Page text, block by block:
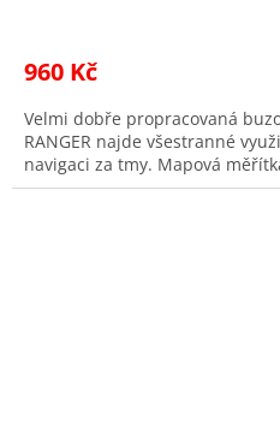
960 Kč
Velmi dobře propracovaná
RANGER najde všestranné
navigaci za tmy. Mapová